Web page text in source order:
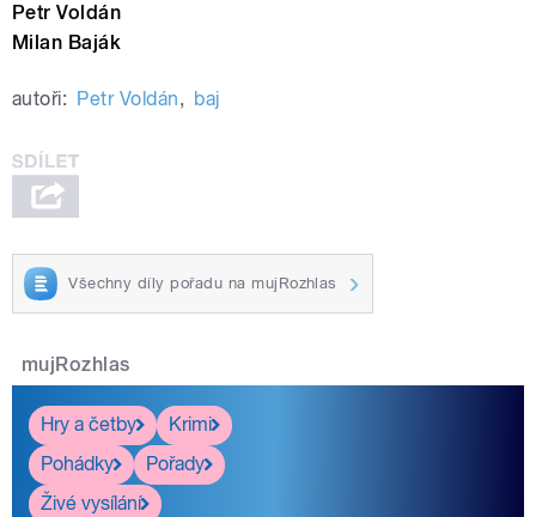
Petr Voldán
Milan Baják
autoři: Petr Voldán, baj
Všechny díly pořadu na mujRozhlas
mujRozhlas
Hry a četby
Krimi
Pohádky
Pořady
Živé vysílání